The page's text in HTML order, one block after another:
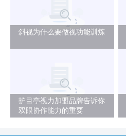
斜视为什么要做视功能训炼
护目亭视力加盟品牌告诉你
双眼协作能力的重要